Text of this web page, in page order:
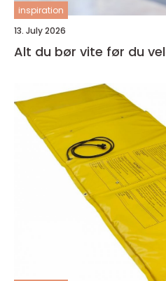
inspiration
13. July 2026
Alt du bør vite før du